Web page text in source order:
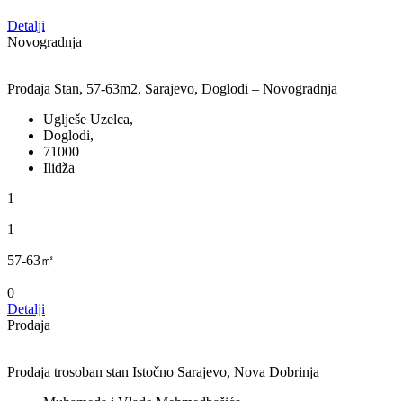
Detalji
Novogradnja
Prodaja Stan, 57-63m2, Sarajevo, Doglodi – Novogradnja
Uglješe Uzelca,
Doglodi,
71000
Ilidža
1
1
57-63㎡
0
Detalji
Prodaja
Prodaja trosoban stan Istočno Sarajevo, Nova Dobrinja